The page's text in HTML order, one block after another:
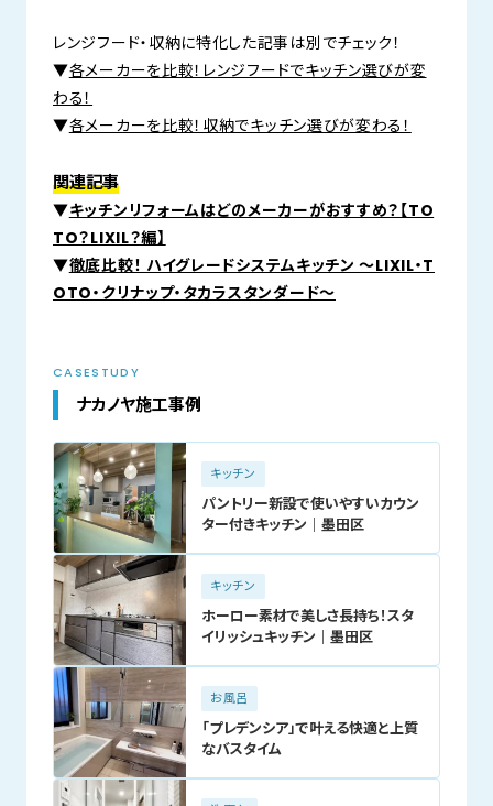
レンジフード・収納に特化した記事は別でチェック！
▼各メーカーを比較！レンジフードでキッチン選びが変
わる！
▼各メーカーを比較！収納でキッチン選びが変わる！
関連記事
▼キッチンリフォームはどのメーカーがおすすめ？【TO
TO？LIXIL？編】
▼徹底比較！ ハイグレードシステムキッチン ～LIXIL・T
OTO・クリナップ・タカラスタンダード～
CASESTUDY
ナカノヤ施工事例
キッチン
パントリー新設で使いやすいカウン
ター付きキッチン｜墨田区
キッチン
ホーロー素材で美しさ長持ち！スタ
イリッシュキッチン｜墨田区
お風呂
「プレデンシア」で叶える快適と上質
なバスタイム